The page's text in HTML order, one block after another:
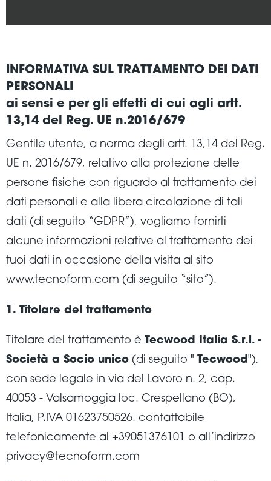
INFORMATIVA SUL TRATTAMENTO DEI DATI
PERSONALI
ai sensi e per gli effetti di cui agli artt.
13,14 del Reg. UE n.2016/679
Gentile utente, a norma degli artt. 13,14 del Reg.
UE n. 2016/679, relativo alla protezione delle
persone fisiche con riguardo al trattamento dei
dati personali e alla libera circolazione di tali
dati (di seguito “GDPR”), vogliamo fornirti
alcune informazioni relative al trattamento dei
tuoi dati in occasione della visita al sito
www.tecnoform.com (di seguito “sito”).
1. Titolare del trattamento
Titolare del trattamento è Tecwood Italia S.r.l. -
Società a Socio unico (di seguito " Tecwood"),
con sede legale in via del Lavoro n. 2, cap.
40053 - Valsamoggia loc. Crespellano (BO),
Italia, P.IVA 01623750526. contattabile
telefonicamente al +39051376101 o all’indirizzo
privacy@tecnoform.com